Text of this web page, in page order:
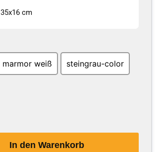
35x16 cm
marmor weiß steingrau-color
In den Warenkorb